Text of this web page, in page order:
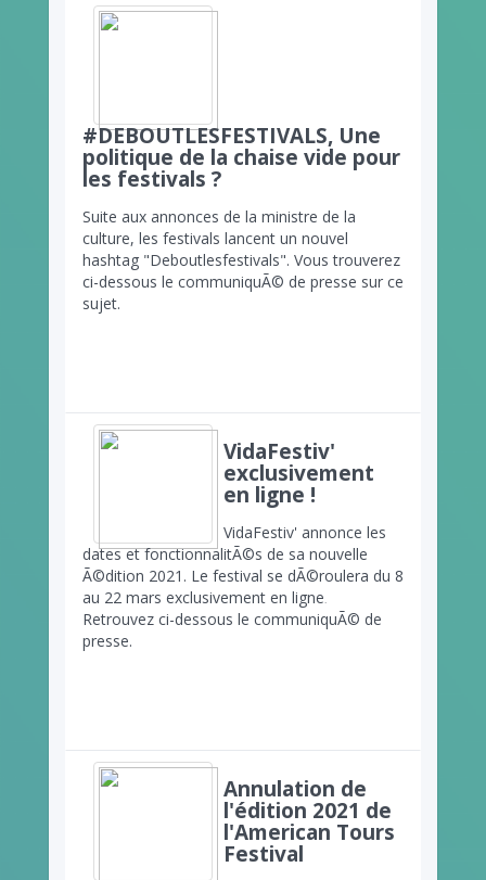
#DEBOUTLESFESTIVALS, Une
politique de la chaise vide pour
les festivals ?
Suite aux annonces de la ministre de la
culture, les festivals lancent un nouvel
hashtag "Deboutlesfestivals". Vous trouverez
ci-dessous le communiquÃ© de presse sur ce
sujet.
VidaFestiv'
exclusivement
en ligne !
VidaFestiv' annonce les
dates et fonctionnalitÃ©s de sa nouvelle
Ã©dition 2021. Le festival se dÃ©roulera du 8
au 22 mars exclusivement en ligne.
Retrouvez ci-dessous le communiquÃ© de
presse.
Annulation de
l'édition 2021 de
l'American Tours
Festival